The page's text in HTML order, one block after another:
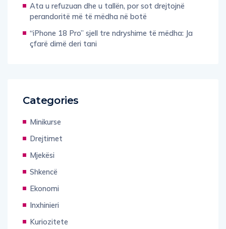
Ata u refuzuan dhe u tallën, por sot drejtojnë
perandoritë më të mëdha në botë
“iPhone 18 Pro” sjell tre ndryshime të mëdha: Ja
çfarë dimë deri tani
Categories
Minikurse
Drejtimet
Mjekësi
Shkencë
Ekonomi
Inxhinieri
Kuriozitete